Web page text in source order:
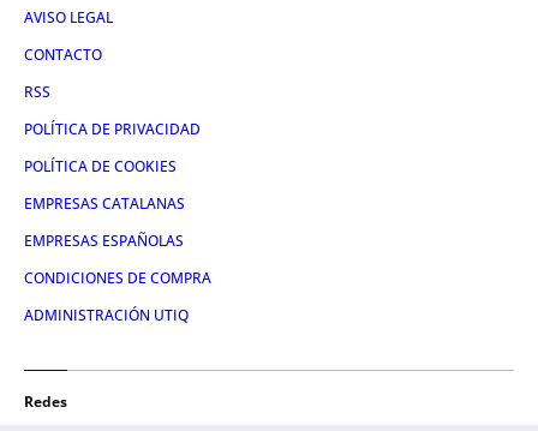
AVISO LEGAL
CONTACTO
RSS
POLÍTICA DE PRIVACIDAD
POLÍTICA DE COOKIES
EMPRESAS CATALANAS
EMPRESAS ESPAÑOLAS
CONDICIONES DE COMPRA
ADMINISTRACIÓN UTIQ
Redes